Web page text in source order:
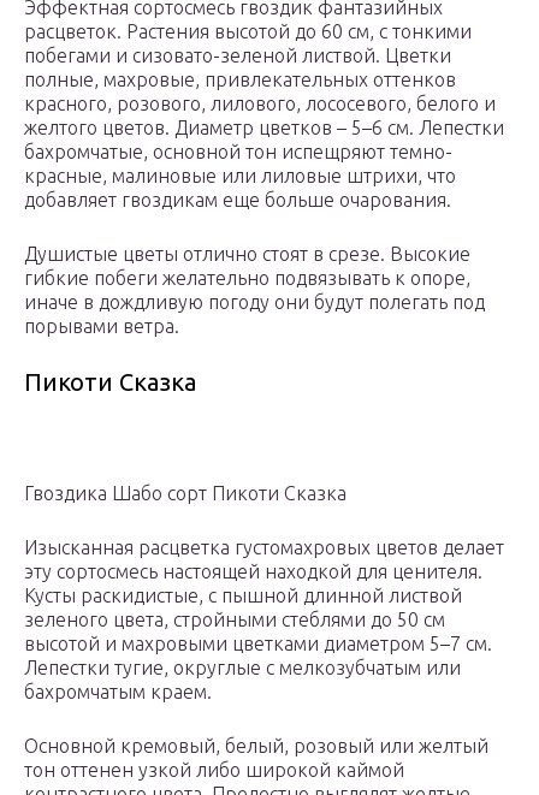
Эффектная сортосмесь гвоздик фантазийных
расцветок. Растения высотой до 60 см, с тонкими
побегами и сизовато-зеленой листвой. Цветки
полные, махровые, привлекательных оттенков
красного, розового, лилового, лососевого, белого и
желтого цветов. Диаметр цветков – 5–6 см. Лепестки
бахромчатые, основной тон испещряют темно-
красные, малиновые или лиловые штрихи, что
добавляет гвоздикам еще больше очарования.
Душистые цветы отлично стоят в срезе. Высокие
гибкие побеги желательно подвязывать к опоре,
иначе в дождливую погоду они будут полегать под
порывами ветра.
Пикоти Сказка
Гвоздика Шабо сорт Пикоти Сказка
Изысканная расцветка густомахровых цветов делает
эту сортосмесь настоящей находкой для ценителя.
Кусты раскидистые, с пышной длинной листвой
зеленого цвета, стройными стеблями до 50 см
высотой и махровыми цветками диаметром 5–7 см.
Лепестки тугие, округлые с мелкозубчатым или
бахромчатым краем.
Основной кремовый, белый, розовый или желтый
тон оттенен узкой либо широкой каймой